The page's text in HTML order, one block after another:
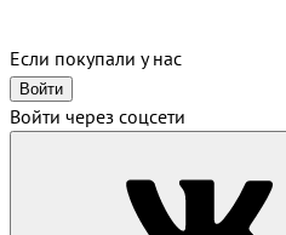
Если покупали у нас
Войти
Войти через соцсети